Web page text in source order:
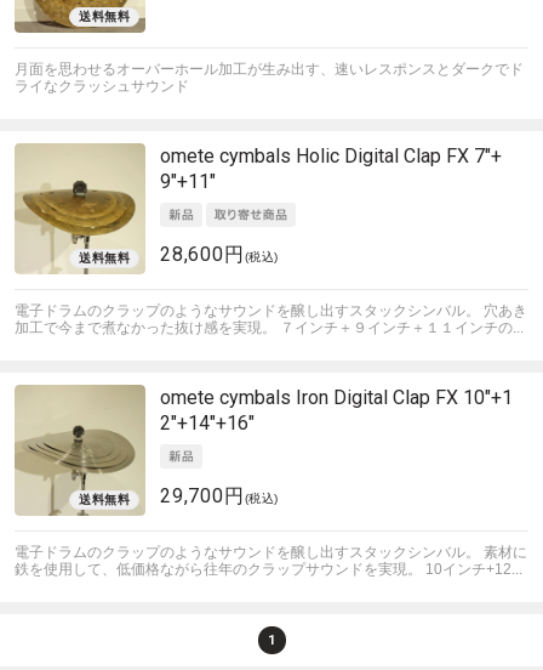
月面を思わせるオーバーホール加工が生み出す、速いレスポンスとダークでド
ライなクラッシュサウンド
omete cymbals Holic Digital Clap FX 7"+
9"+11"
28,600円 (税込)
電子ドラムのクラップのようなサウンドを醸し出すスタックシンバル。 穴あき
加工で今まで煮なかった抜け感を実現。 ７インチ＋９インチ＋１１インチの...
omete cymbals Iron Digital Clap FX 10"+1
2"+14"+16"
29,700円 (税込)
電子ドラムのクラップのようなサウンドを醸し出すスタックシンバル。 素材に
鉄を使用して、低価格ながら往年のクラップサウンドを実現。 10インチ+12...
1